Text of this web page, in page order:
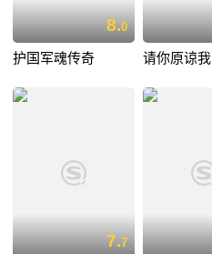
8.0
护国军魂传奇 请你原谅我
7.7